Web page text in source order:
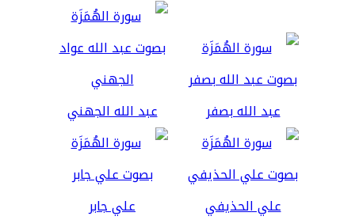
عبد الله بصفر عبد الله الجهني
علي الحذيفي علي جابر